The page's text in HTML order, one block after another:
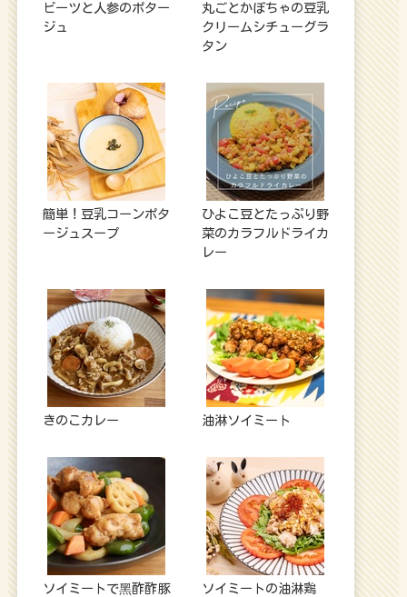
ビーツと人参のポター
ジュ
丸ごとかぼちゃの豆乳
クリームシチューグラ
タン
簡単！豆乳コーンポタ
ージュスープ
ひよこ豆とたっぷり野
菜のカラフルドライカ
レー
きのこカレー 油淋ソイミート
ソイミートで⿊酢酢豚 ソイミートの油淋鶏